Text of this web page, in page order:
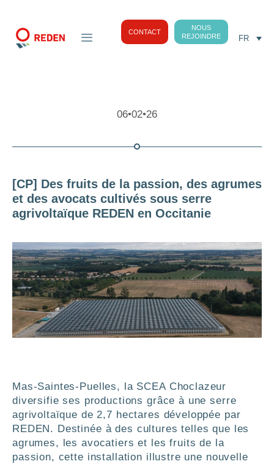
CONTACT
NOUS
REJOINDRE
FR
[CP] Des fruits de la passion, des agrumes
et des avocats cultivés sous serre
agrivoltaïque REDEN en Occitanie
06•02•26
Mas-Saintes-Puelles, la SCEA Choclazeur
diversifie ses productions grâce à une serre
agrivoltaïque de 2,7 hectares développée par
REDEN. Destinée à des cultures telles que les
agrumes, les avocatiers et les fruits de la
passion, cette installation illustre une nouvelle